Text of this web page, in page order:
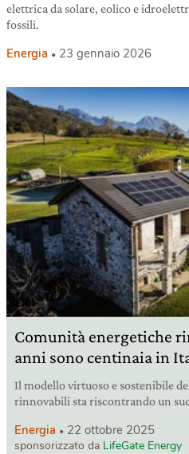
elettrica da solare, eolico e
fossili.
Energia 23 gennaio 2026
Comunità energetiche
anni sono centinaia in
Il modello virtuoso e sostenibile
rinnovabili sta riscontrando un
Energia 22 ottobre 2025
sponsorizzato da LifeGate Energy